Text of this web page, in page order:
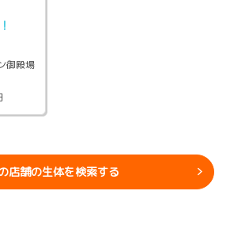
御殿場
店舗の生体を検索する